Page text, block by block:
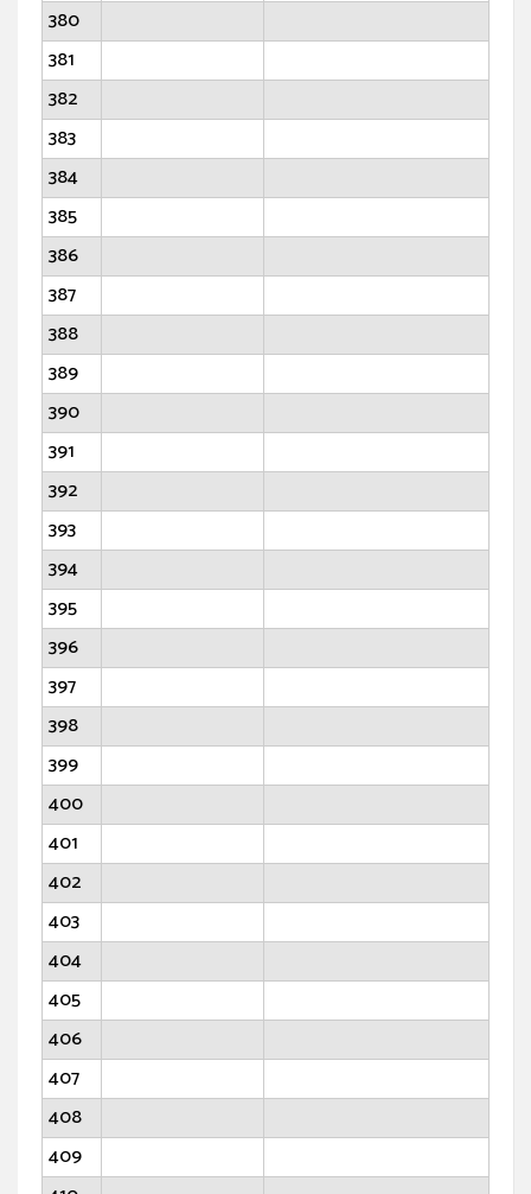
380
381
382
383
384
385
386
387
388
389
390
391
392
393
394
395
396
397
398
399
400
401
402
403
404
405
406
407
408
409